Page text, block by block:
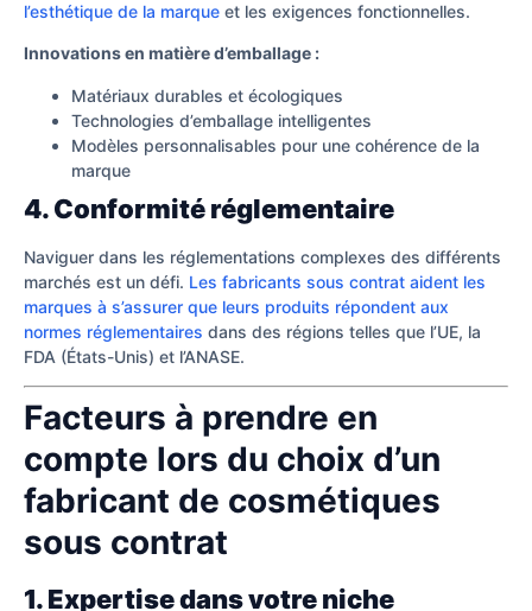
l’esthétique de la marque et les exigences fonctionnelles.
Innovations en matière d’emballage :
Matériaux durables et écologiques
Technologies d’emballage intelligentes
Modèles personnalisables pour une cohérence de la
marque
4. Conformité réglementaire
Naviguer dans les réglementations complexes des différents
marchés est un défi. Les fabricants sous contrat aident les
marques à s’assurer que leurs produits répondent aux
normes réglementaires dans des régions telles que l’UE, la
FDA (États-Unis) et l’ANASE.
Facteurs à prendre en
compte lors du choix d’un
fabricant de cosmétiques
sous contrat
1. Expertise dans votre niche